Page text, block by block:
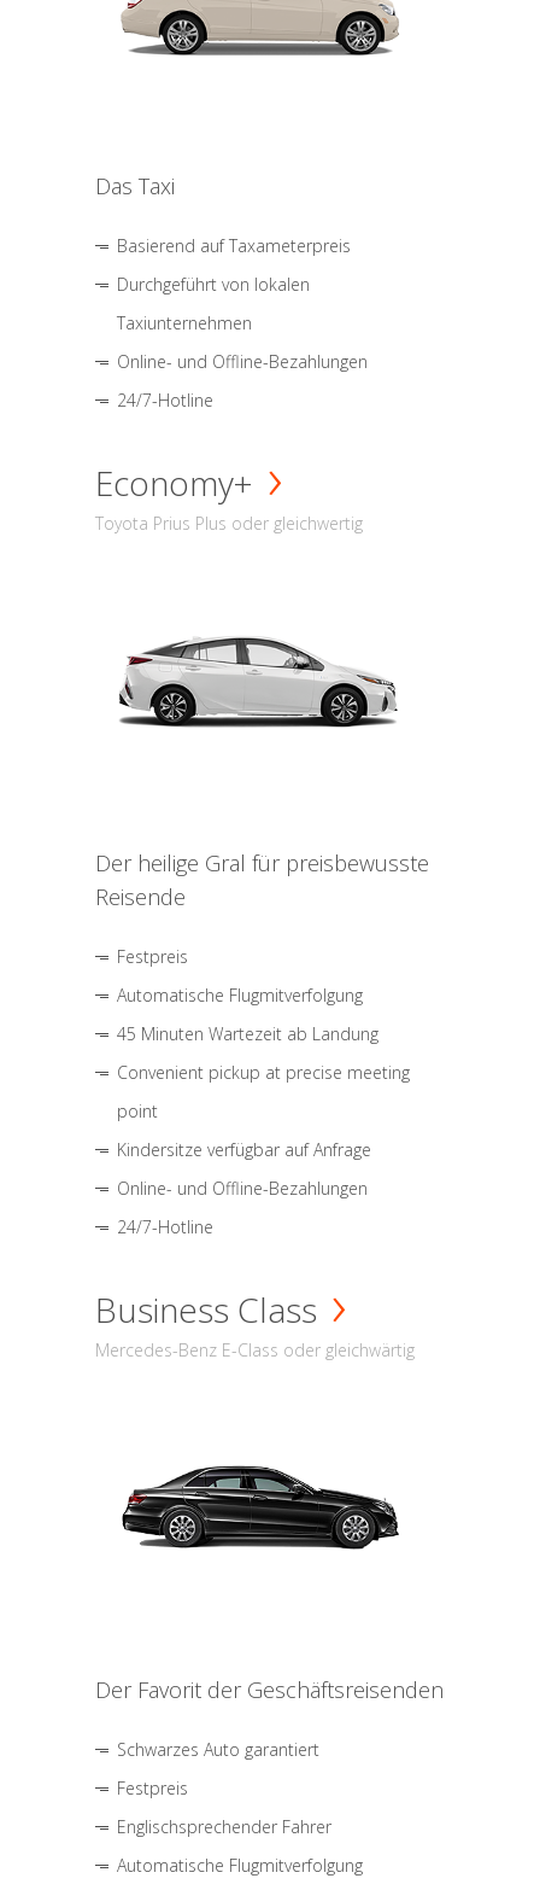
Das Taxi
Basierend auf Taxameterpreis
Durchgeführt von lokalen
Taxiunternehmen
Online- und Offline-Bezahlungen
24/7-Hotline
Economy+
Toyota Prius Plus oder gleichwertig
Der heilige Gral für preisbewusste
Reisende
Festpreis
Automatische Flugmitverfolgung
45 Minuten Wartezeit ab Landung
Convenient pickup at precise meeting
point
Kindersitze verfügbar auf Anfrage
Online- und Offline-Bezahlungen
24/7-Hotline
Business Class
Mercedes-Benz E-Class oder gleichwärtig
Der Favorit der Geschäftsreisenden
Schwarzes Auto garantiert
Festpreis
Englischsprechender Fahrer
Automatische Flugmitverfolgung